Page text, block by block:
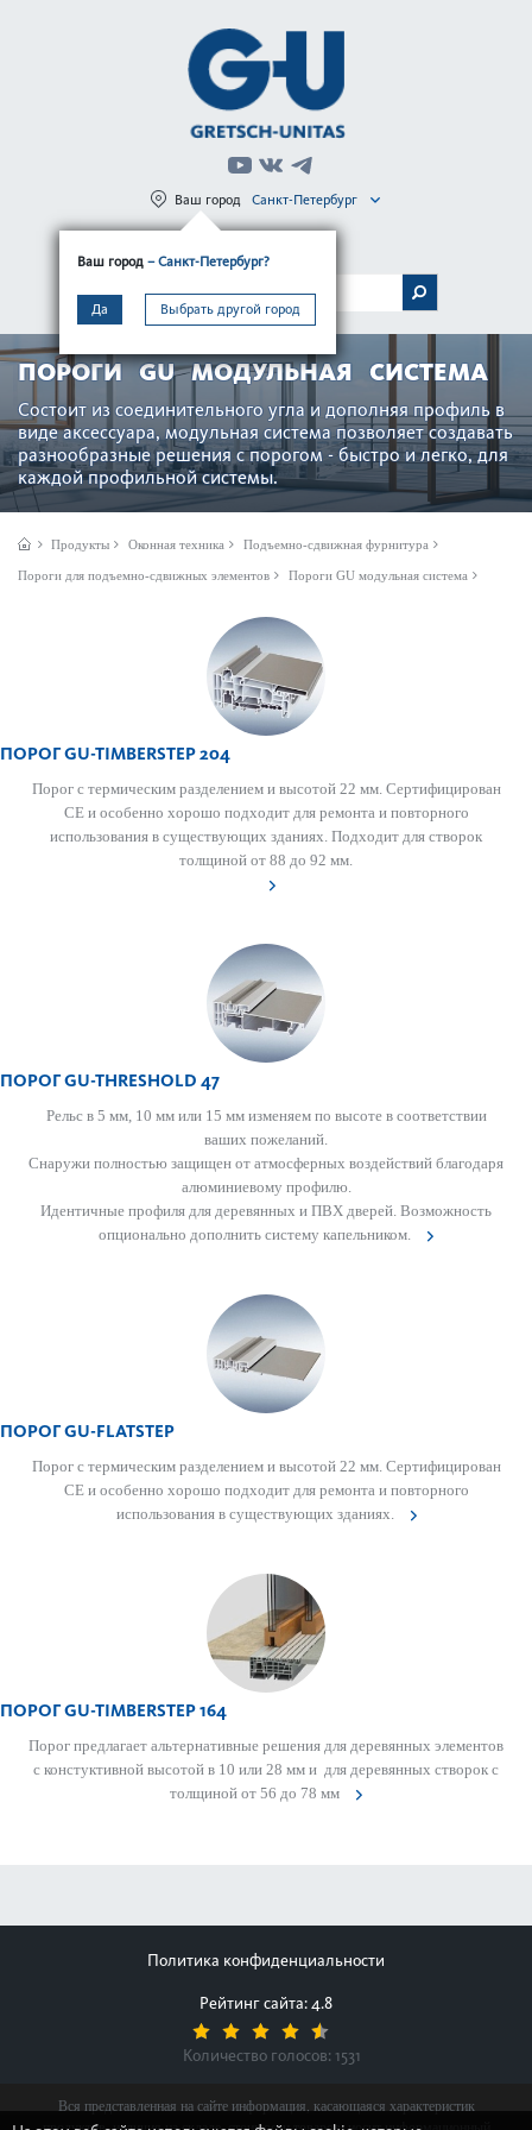
Ваш город – Санкт-Петербург?
Да Выбрать другой город
Ваш город Санкт-Петербург
МЕНЮ
ПОРОГИ GU МОДУЛЬНАЯ СИСТЕМА
Состоит из соединительного угла и дополняя профиль в
виде аксессуара, модульная система позволяет создавать
разнообразные решения с порогом - быстро и легко, для
каждой профильной системы.
Продукты Оконная техника Подъемно-сдвижная фурнитура
Пороги для подъемно-сдвижных элементов Пороги GU модульная система
ПОРОГ GU-TIMBER­STEP 204
Порог с термическим разделением и высотой 22 мм. Сертифицирован
СЕ и особенно хорошо подходит для ремонта и повторного
использования в существующих зданиях. Подходит для створок
толщиной от 88 до 92 мм.
ПОРОГ GU-THRESHOLD 47
Рельс в­ 5 мм, 10 мм или 15 мм изменяем по высоте в соответствии
ваших пожеланий.
Снаружи полностью защищен от атмосферных воздействий благодаря
алюминиевому профилю.
Идентичные профиля для деревянных и ПВХ дверей. Возможность
опционально дополнить систему капельником.
ПОРОГ GU-FLATSTEP
Порог с термическим разделением и высотой 22 мм. Сертифицирован
СЕ и особенно хорошо подходит для ремонта и повторного
использования в существующих зданиях.
ПОРОГ GU-TIMBERSTEP 164
Порог предлагает альтернативные решения для деревянных элементов
с констуктивной высотой в 10 или 28 мм и для деревянных створок с
толщиной от 56 до 78 мм
Политика конфиденциальности
Рейтинг сайта: 4.8
Количество голосов: 1531
Вся представленная на сайте информация, касающаяся характеристик